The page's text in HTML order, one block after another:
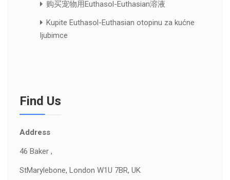
购买宠物用Euthasol-Euthasian溶液
Kupite Euthasol-Euthasian otopinu za kućne
ljubimce
Find Us
Address
46 Baker ,
StMarylebone, London W1U 7BR, UK